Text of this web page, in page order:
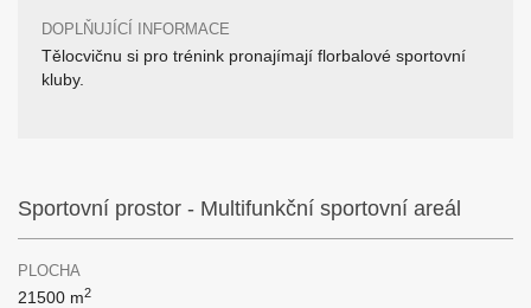
DOPLŇUJÍCÍ INFORMACE
Tělocvičnu si pro trénink pronajímají florbalové sportovní
kluby.
Sportovní prostor - Multifunkční sportovní areál
PLOCHA
21500 m2